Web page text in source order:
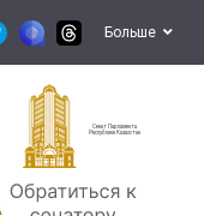
Больше
Сенат Парламента
Республики Казахстан